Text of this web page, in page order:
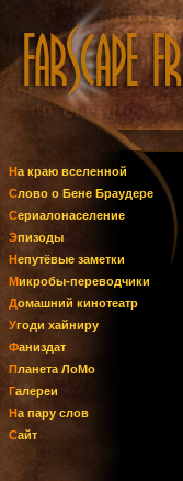
На краю вселенной
Слово о Бене Браудере
Сериалонаселение
Эпизоды
Непутёвые заметки
Микробы-переводчики
Домашний кинотеатр
Угоди хайниру
Фаниздат
Планета ЛоМо
Галереи
На пару слов
Сайт